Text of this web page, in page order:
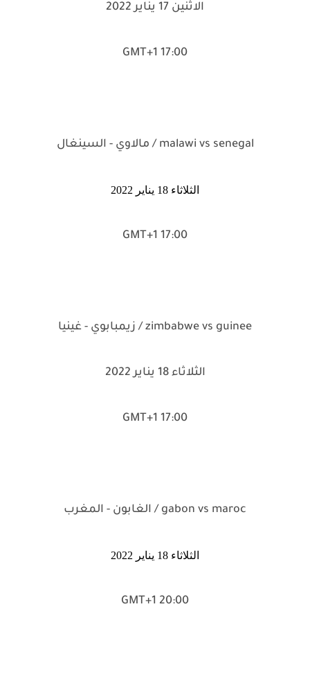
الاثنين 17 يناير 2022
17:00 GMT+1
malawi vs senegal / مالاوي - السينغال
الثلاثاء 18 يناير 2022
17:00 GMT+1
zimbabwe vs guinee / زيمبابوي - غينيا
الثلاثاء 18 يناير 2022
17:00 GMT+1
gabon vs maroc / الغابون - المغرب
الثلاثاء 18 يناير 2022
20:00 GMT+1